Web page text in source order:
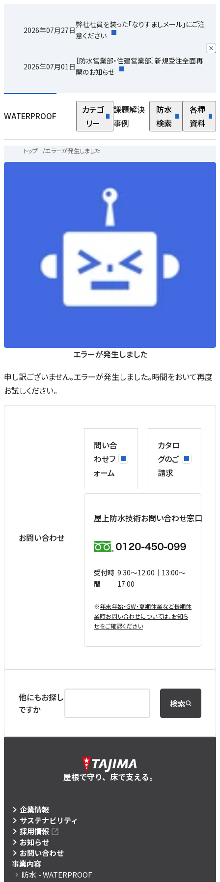
2026年07月27日
弊社社員を装った「なりすましメール」にご注
意ください
2026年07月01日
［防水営業部・住建営業部］新規受注全面再
開のお知らせ
WATERPROOF
カテゴ
リー
課題解決
事例
防水
検索
各種
資料
トップ /エラーが発生しました
エラーが発生しました
申し訳ございません。エラーが発生しました。時間をおいて再度
お試しください。
お問い合わせ
問い合
わせフ
ォーム
カタロ
グのご
請求
屋上防水技術お問い合わせ窓口
受付時
間
9:30〜12:00｜13:00〜
17:00
※年末年始・GW・夏期休業など⻑期休
業時お問い合わせについては、お知ら
せをご確認ください
他にもお探し
ですか
検索
屋根で守り、床で支える。
企業情報
サステナビリティ
採用情報
お知らせ
お問い合わせ
事業内容
防水 - WATERPROOF